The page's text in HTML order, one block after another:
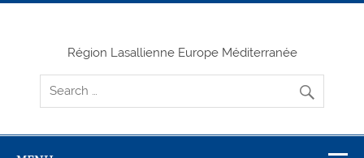
Skip
Région Lasallienne Europe Méditerranée